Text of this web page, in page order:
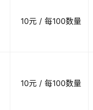
10元 / 每100数量
10元 / 每100数量